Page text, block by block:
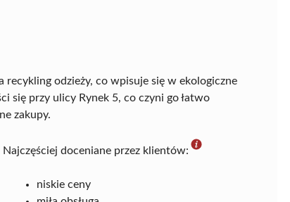
recykling odzieży, co wpisuje się w ekologiczne
się przy ulicy Rynek 5, co czyni go łatwo
zakupy.
Najczęściej doceniane przez klientów:
niskie ceny